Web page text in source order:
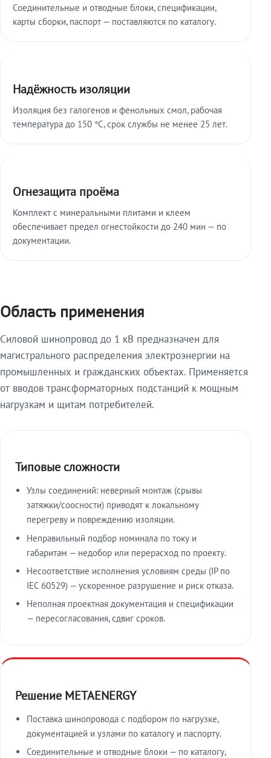
Соединительные и отводные блоки, спецификации,
карты сборки, паспорт — поставляются по каталогу.
Надёжность изоляции
Изоляция без галогенов и фенольных смол, рабочая
температура до 150 °C, срок службы не менее 25 лет.
Огнезащита проёма
Комплект с минеральными плитами и клеем
обеспечивает предел огнестойкости до 240 мин — по
документации.
Область применения
Силовой шинопровод до 1 кВ предназначен для
магистрального распределения электроэнергии на
промышленных и гражданских объектах. Применяется
от вводов трансформаторных подстанций к мощным
нагрузкам и щитам потребителей.
Типовые сложности
Узлы соединений: неверный монтаж (срывы
затяжки/соосности) приводят к локальному
перегреву и повреждению изоляции.
Неправильный подбор номинала по току и
габаритам — недобор или перерасход по проекту.
Несоответствие исполнения условиям среды (IP по
IEC 60529) — ускоренное разрушение и риск отказа.
Неполная проектная документация и спецификации
— пересогласования, сдвиг сроков.
Решение METAENERGY
Поставка шинопровода с подбором по нагрузке,
документацией и узлами по каталогу и паспорту.
Соединительные и отводные блоки — по каталогу,